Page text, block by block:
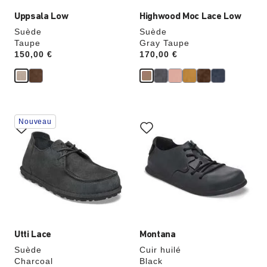
Uppsala Low
Suède
Taupe
Price:
150,00 €
Highwood Moc Lace Low
Suède
Gray Taupe
Price:
170,00 €
Utti Lace
Suède
Charcoal
Cliquer
sur
les
échantillons
couleurs
modifiera
l’image
Nouveau
Montana
Cuir huilé
Black
sur
les
échantillons
couleurs
modifiera